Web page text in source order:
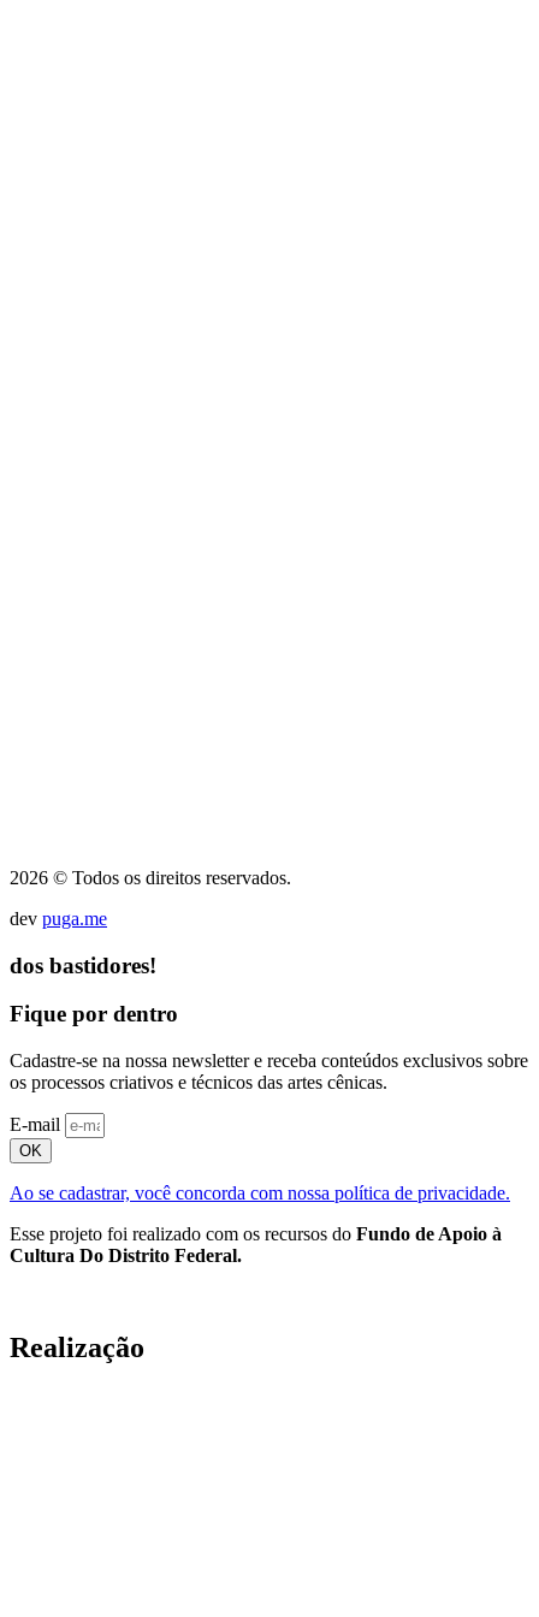
2026 © Todos os direitos reservados.
dev puga.me
dos bastidores!
Fique por dentro
Cadastre-se na nossa newsletter e receba conteúdos exclusivos sobre
os processos criativos e técnicos das artes cênicas.
E-mail
OK
Ao se cadastrar, você concorda com nossa política de privacidade.
Esse projeto foi realizado com os recursos do Fundo de Apoio à
Cultura Do Distrito Federal.
Realização